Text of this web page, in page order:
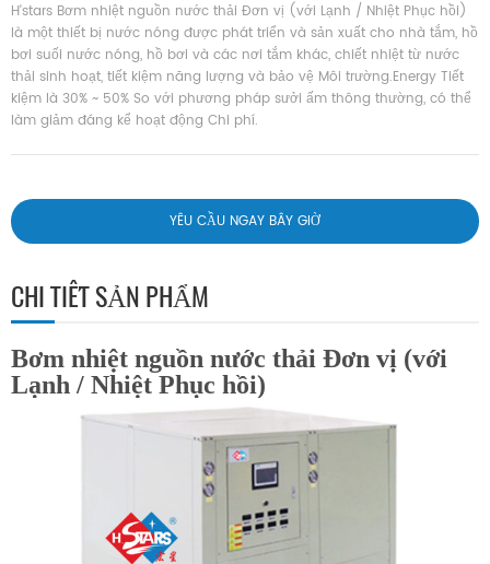
H'stars Bơm nhiệt nguồn nước thải Đơn vị (với Lạnh / Nhiệt Phục hồi)
là một thiết bị nước nóng được phát triển và sản xuất cho nhà tắm, hồ
bơi suối nước nóng, hồ bơi và các nơi tắm khác, chiết nhiệt từ nước
thải sinh hoạt, tiết kiệm năng lượng và bảo vệ Môi trường.Energy Tiết
kiệm là 30% ~ 50% So với phương pháp sưởi ấm thông thường, có thể
làm giảm đáng kể hoạt động Chi phí.
YÊU CẦU NGAY BÂY GIỜ
CHI TIẾT SẢN PHẨM
Bơm nhiệt nguồn nước thải Đơn vị (với
Lạnh / Nhiệt Phục hồi)